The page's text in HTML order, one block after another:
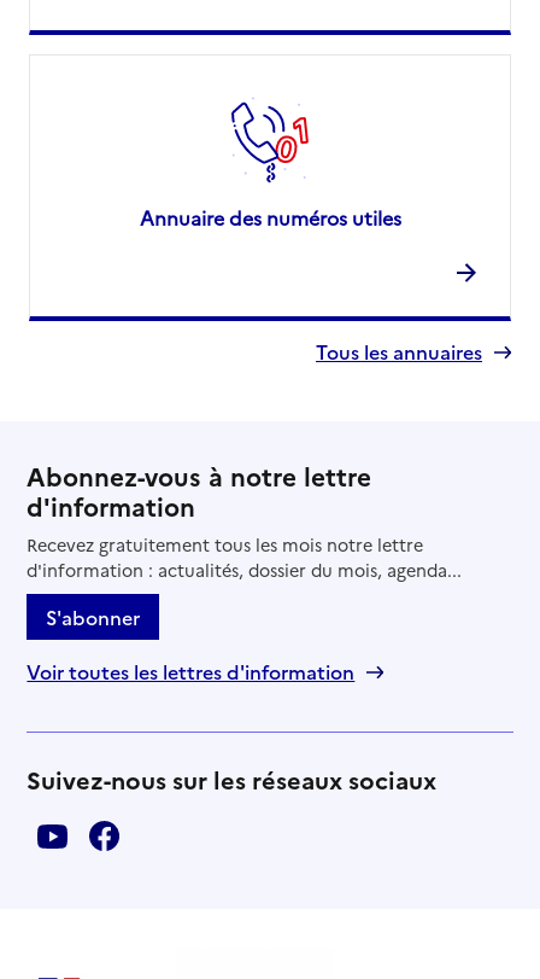
Annuaire des numéros utiles
Tous les annuaires
Abonnez-vous à notre lettre
d'information
Recevez gratuitement tous les mois notre lettre
d'information : actualités, dossier du mois, agenda...
S'abonner
Voir toutes les lettres d'information
Suivez-nous sur les réseaux sociaux